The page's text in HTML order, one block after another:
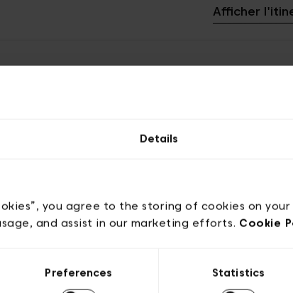
Details
you agree to the storing of cookies on
and assist in our marketing efforts. Cookie
Preferences Statistics
Afficher